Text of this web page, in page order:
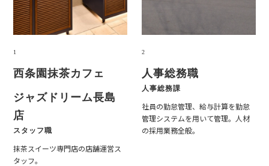
西条園抹茶カフェ
ジャズドリーム長島
店
スタッフ職
抹茶スイーツ専門店の店舗運営ス
タッフ。
人事総務職
人事総務課
社員の勤怠管理、給与計算を勤怠
管理システムを用いて管理。人材
の採用業務全般。